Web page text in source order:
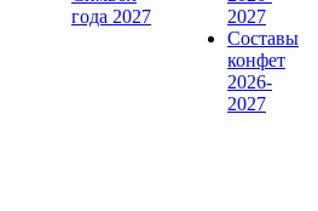
года 2027
2027
Составы
конфет
2026-
2027